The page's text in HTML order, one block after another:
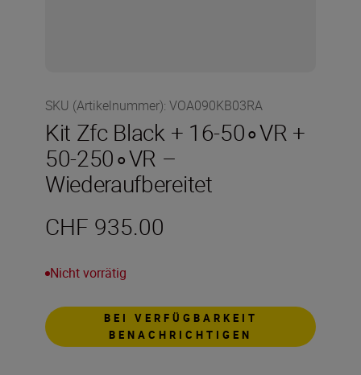
SKU (Artikelnummer): VOA090KB03RA
Kit Zfc Black + 16-50∘VR +
50-250∘VR –
Wiederaufbereitet
CHF 935.00
Nicht vorrätig
BEI VERFÜGBARKEIT
BENACHRICHTIGEN